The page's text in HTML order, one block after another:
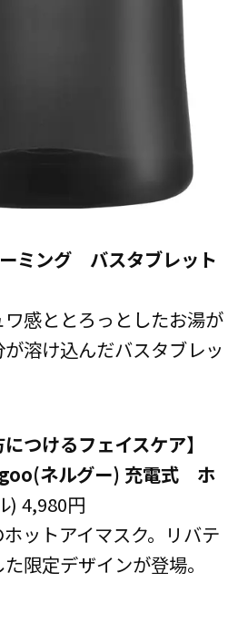
ミング バスタブレット
感ととろっとしたお湯が
溶け込んだバスタブレッ
つけるフェイスケア】
ネルグー) 充電式 ホ
) 4,980円
ットアイマスク。リバテ
限定デザインが登場。